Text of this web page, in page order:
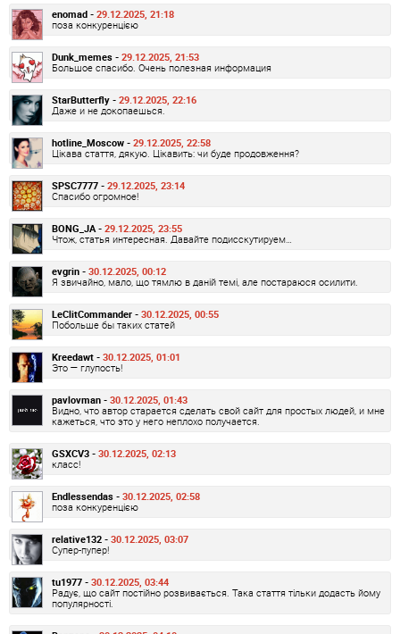
enomad - 29.12.2025, 21:18
поза конкуренцією
Dunk_memes - 29.12.2025, 21:53
Большое спасибо. Очень полезная информация
StarButterfly - 29.12.2025, 22:16
Даже и не докопаешься.
hotline_Moscow - 29.12.2025, 22:58
Цікава стаття, дякую. Цікавить: чи буде продовження?
SPSC7777 - 29.12.2025, 23:14
Спасибо огромное!
BONG_JA - 29.12.2025, 23:55
Чтож, статья интересная. Давайте подисскутируем…
evgrin - 30.12.2025, 00:12
Я звичайно, мало, що тямлю в даній темі, але постараюся осилити.
LeClitCommander - 30.12.2025, 00:55
Побольше бы таких статей
Kreedawt - 30.12.2025, 01:01
Это — глупость!
pavlovman - 30.12.2025, 01:43
Видно, что автор старается сделать свой сайт для простых людей, и мне
кажеться, что это у него неплохо получается.
GSXCV3 - 30.12.2025, 02:13
класс!
Endlessendas - 30.12.2025, 02:58
поза конкуренцією
relative132 - 30.12.2025, 03:07
Супер-пупер!
tu1977 - 30.12.2025, 03:44
Радує, що сайт постійно розвивається. Така стаття тільки додасть йому
популярності.